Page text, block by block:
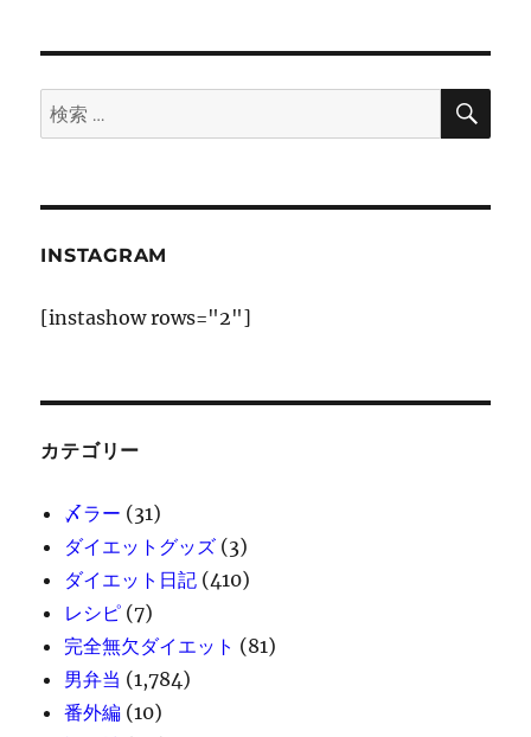
ン
検
索:
検
INSTAGRAM
[instashow rows="2"]
カテゴリー
〆ラー (31)
ダイエットグッズ (3)
ダイエット日記 (410)
レシピ (7)
完全無欠ダイエット (81)
男弁当 (1,784)
番外編 (10)